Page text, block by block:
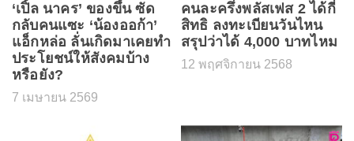
‘เปิ้ล นาคร’ ของขึ้น ซัด
กลับคนแซะ ‘น้องออก้า’
แอ็กหล่อ ลั่นเกิดมาเคยทำ
ประโยชน์ให้สังคมบ้าง
หรือยัง?
7 เมษายน 2569
คนละครึ่งพลัสเฟส 2 ได้กี่
สิทธิ ลงทะเบียนวันไหน
สรุปว่าได้ 4,000 บาทไหม
12 พฤศจิกายน 2568